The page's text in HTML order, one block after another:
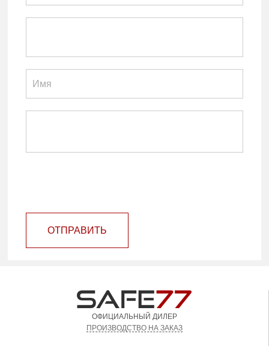
ОТПРАВИТЬ
ОФИЦИАЛЬНЫЙ ДИЛЕР
ПРОИЗВОДСТВО НА ЗАКАЗ